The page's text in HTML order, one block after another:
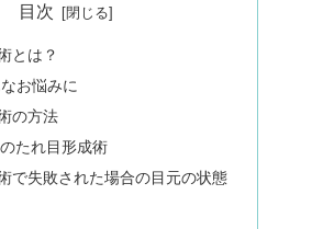
目次
とは？
お悩みに
の方法
たれ目形成術
で失敗された場合の目元の状態